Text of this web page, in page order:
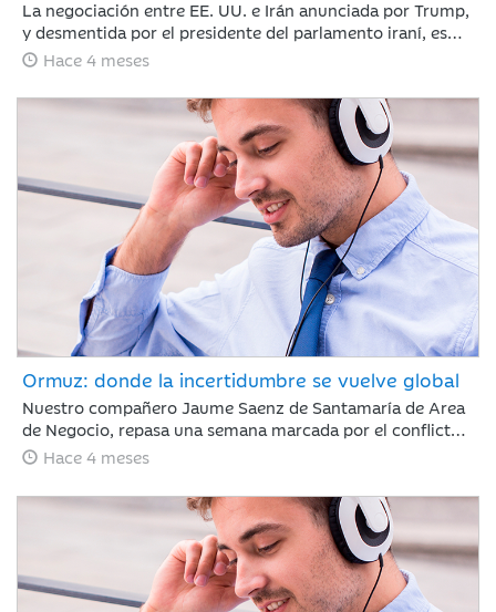
La negociación entre EE. UU. e Irán anunciada por Trump,
y desmentida por el presidente del parlamento iraní, es
suficiente para calmar a los mercados y romper la racha
Santamaría de Area de Negocio, repasa una semana que
sigue marcada por la guerra de Irán.
Hace 4 meses
Ormuz: donde la incertidumbre se vuelve global
Nuestro compañero Jaume Saenz de Santamaría de Area
de Negocio, repasa una semana marcada por el conflicto,
Irán ha permitido que algunos cargueros de crudo con
estrecho de Ormuz, aunque mantiene sus ataques con
drones a objetivos energéticos.
Hace 4 meses